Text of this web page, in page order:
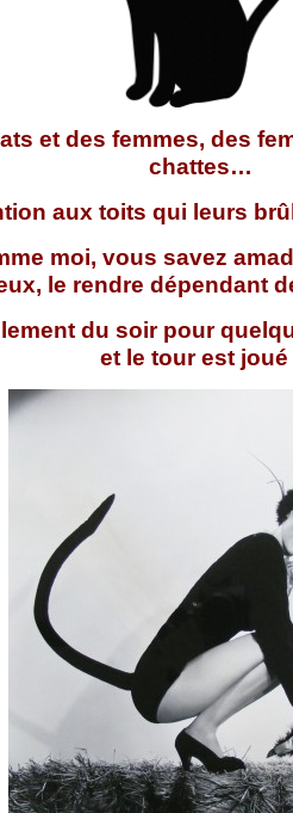
et des femmes, des
chattes…
aux toits qui leurs
moi, vous savez
le rendre dépendant
du soir pour
et le tour est joué